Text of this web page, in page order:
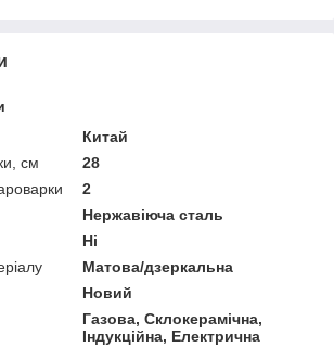
Китай
см
28
2
Нержавіюча сталь
Ні
Матова/дзеркальна
Новий
Газова, Склокерамічна,
Індукційна, Електрична